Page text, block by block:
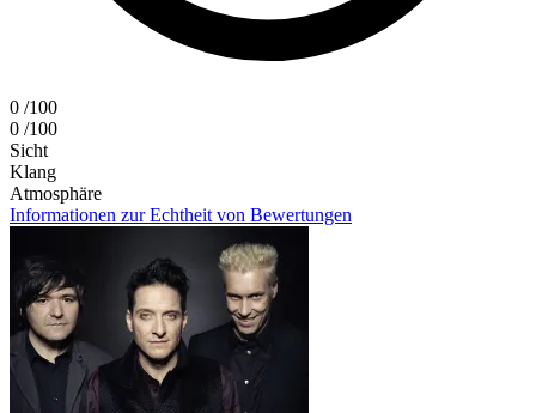
0 /100
0 /100
Sicht
Klang
Atmosphäre
Informationen zur Echtheit von Bewertungen